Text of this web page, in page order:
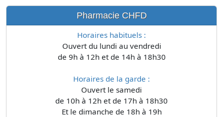
Pharmacie CHFD
Horaires habituels :
Ouvert du lundi au vendredi
de 9h à 12h et de 14h à 18h30
Horaires de la garde :
Ouvert le samedi
de 10h à 12h et de 17h à 18h30
Et le dimanche de 18h à 19h